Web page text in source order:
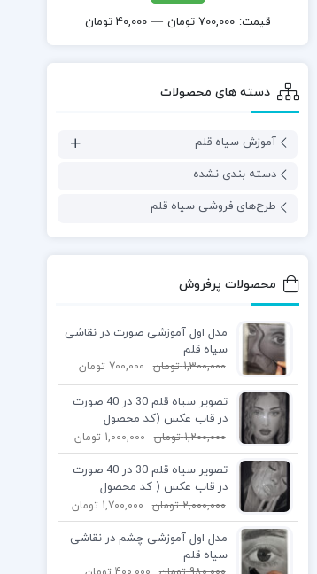
قيمت: 40,000 تومان — 700,000 تومان
دسته های محصولات
آموزش سیاه قلم
دسته بندی نشده
طرح‌های فروشی سیاه قلم
محصولات پرفروش
مدل اول آموزشی صورت در نقاشی
سیاه قلم
1,300,000 تومان 700,000 تومان
تصویر سیاه قلم 30 در 40 صورت
در قاب عکس (کد محصول
1404040401)
1,200,000 تومان 1,000,000 تومان
تصویر سیاه قلم 30 در 40 صورت
در قاب عکس ( کد محصول
1404040402)
2,000,000 تومان 1,700,000 تومان
مدل اول آموزشی چشم در نقاشی
سیاه قلم